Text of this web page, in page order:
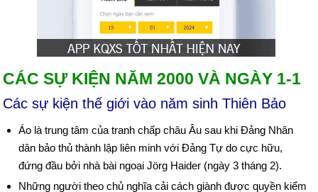
CÁC SỰ KIỆN NĂM 2000 VÀ NGÀY 1-1
Các sự kiện thế giới vào năm sinh Thiên Bảo
Áo là trung tâm của tranh chấp châu Âu sau khi Đảng Nhân
dân bảo thủ thành lập liên minh với Đảng Tự do cực hữu,
đứng đầu bởi nhà bài ngoại Jörg Haider (ngày 3 tháng 2).
Những người theo chủ nghĩa cải cách giành được quyền kiểm